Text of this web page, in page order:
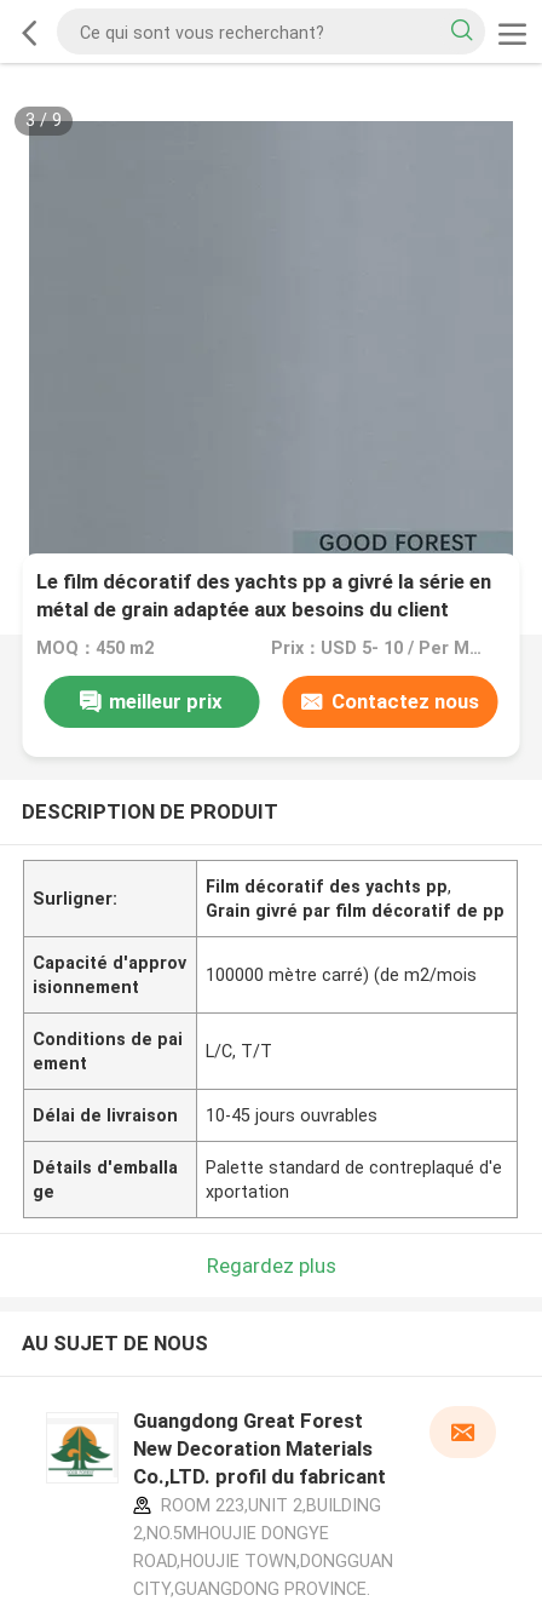
3/9
Le film décoratif des yachts pp a givré la série en
métal de grain adaptée aux besoins du client
MOQ：450 m2 Prix：USD 5- 10 / Per Meter (M)
meilleur prix Contactez nous
DESCRIPTION DE PRODUIT
Surligner:
Film décoratif des yachts pp,
Grain givré par film décoratif de pp
Capacité d'approv
isionnement
100000 mètre carré) (de m2/mois
Conditions de pai
ement
L/C, T/T
Délai de livraison 10-45 jours ouvrables
Détails d'emballa
ge
Palette standard de contreplaqué d'e
xportation
Regardez plus
AU SUJET DE NOUS
Guangdong Great Forest
New Decoration Materials
Co.,LTD. profil du fabricant
ROOM 223,UNIT 2,BUILDING
2,NO.5MHOUJIE DONGYE
ROAD,HOUJIE TOWN,DONGGUAN
CITY,GUANGDONG PROVINCE.